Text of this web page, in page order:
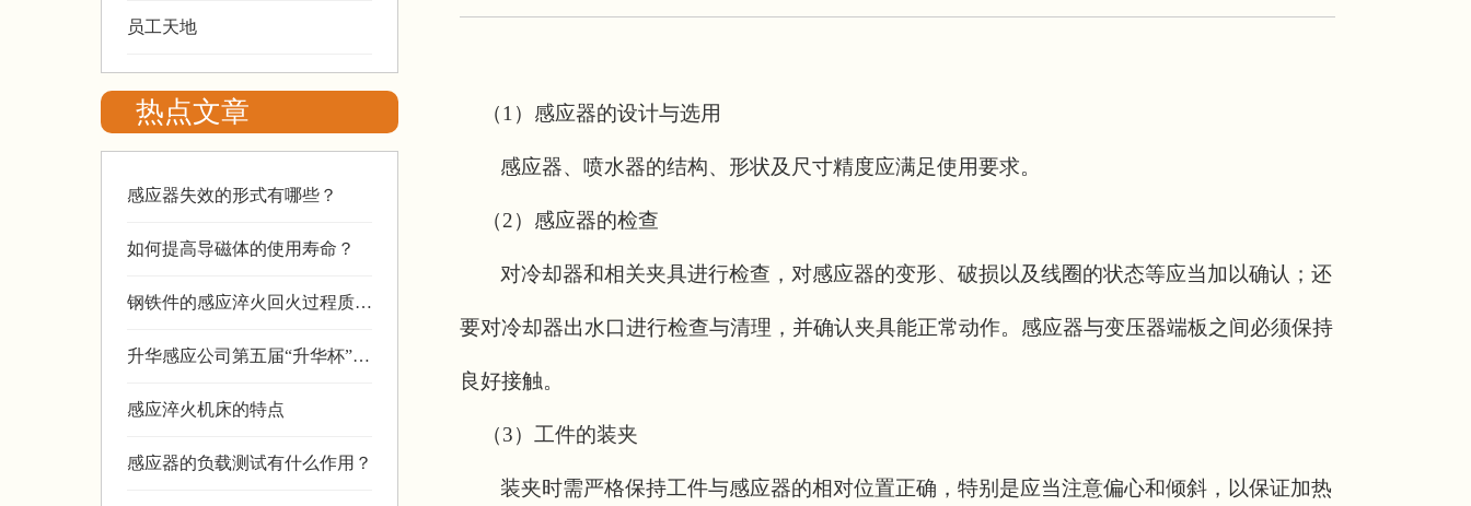
员工天地
热点文章
感应器失效的形式有哪些？
如何提高导磁体的使用寿命？
钢铁件的感应淬火回火过程质量
控制有哪些内
升华感应公司第五届“升华杯”摄
影比赛拉开
感应淬火机床的特点
感应器的负载测试有什么作用？
（1 ）感应器的设计与选用
感应器、喷水器的结构、形状及尺寸精度应满足使用要求。
（2）感应器的检查
对冷却器和相关夹具进行检查，对感应器的变形、破损以及线圈的状态等应当加以确认；还
要对冷却器出水口进行检查与清理，并确认夹具能正常动作。感应器与变压器端板之间必须保持
良好接触。
（3）工件的装夹
装夹时需严格保持工件与感应器的相对位置正确，特别是应当注意偏心和倾斜，以保证加热